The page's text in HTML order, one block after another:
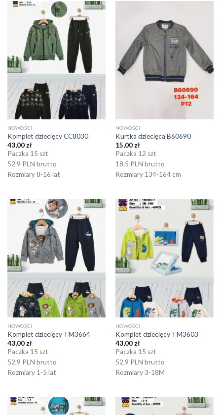
NOWOŚCI
Komplet dziecięcy CC8030
43,00zł
Paczka 15 szt
52.9 PLN brutto
Rozmiary 8-16 lat
NOWOŚCI
Kurtka dziecięca B60690
15,00zł
Paczka 12 szt
18.5 PLN brutto
Rozmiary 134-164 cm
NOWOŚCI
Komplet dziecięcy TM3664
43,00zł
Paczka 15 szt
52.9 PLN brutto
Rozmiary 1-5 lat
NOWOŚCI
Komplet dziecięcy TM3603
43,00zł
Paczka 15 szt
52.9 PLN brutto
Rozmiary 3-18M